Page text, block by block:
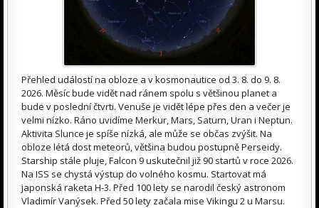
Přehled událostí na obloze a v kosmonautice od 3. 8. do 9. 8.
2026. Měsíc bude vidět nad ránem spolu s většinou planet a
bude v poslední čtvrti. Venuše je vidět lépe přes den a večer je
velmi nízko. Ráno uvidíme Merkur, Mars, Saturn, Uran i Neptun.
Aktivita Slunce je spíše nízká, ale může se občas zvýšit. Na
obloze létá dost meteorů, většina budou postupně Perseidy.
Starship stále pluje, Falcon 9 uskutečnil již 90 startů v roce 2026.
Na ISS se chystá výstup do volného kosmu. Startovat má
japonská raketa H-3. Před 100 lety se narodil český astronom
Vladimír Vanýsek. Před 50 lety začala mise Vikingu 2 u Marsu.